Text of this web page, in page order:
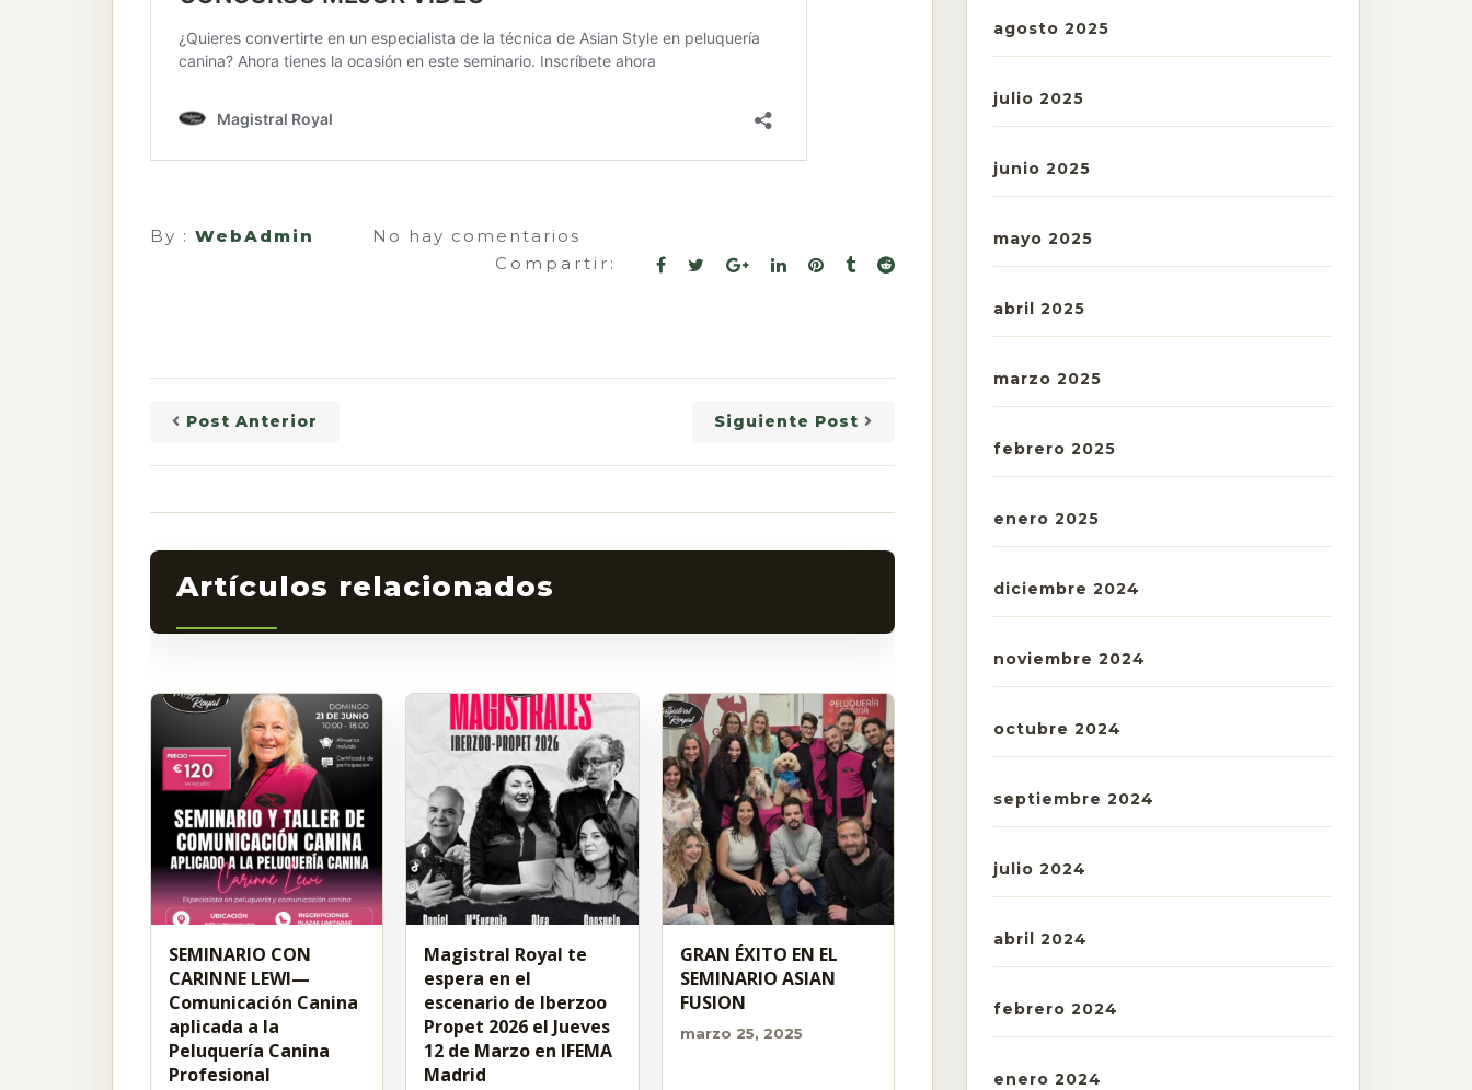
By : WebAdmin
No hay comentarios
Compartir:
Post Anterior Siguiente Post
Related Post
SEMINARIO CON
CARINNE LEWI—
Comunicación Canina
aplicada a la
Peluquería Canina
Profesional
Magistral Royal te
espera en el
escenario de Iberzoo
Propet 2026 el Jueves
12 de Marzo en IFEMA
Madrid
GRAN ÉXITO EN EL
SEMINARIO ASIAN
FUSION
marzo 25, 2025
agosto 2025
julio 2025
junio 2025
mayo 2025
abril 2025
marzo 2025
febrero 2025
enero 2025
diciembre 2024
noviembre 2024
octubre 2024
septiembre 2024
julio 2024
abril 2024
febrero 2024
enero 2024